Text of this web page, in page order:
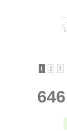
1 2 3
646